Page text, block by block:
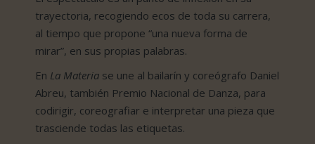
trayectoria, recogiendo ecos de toda su carrera,
al tiempo que propone “una nueva forma de
mirar”, en sus propias palabras.
En La Materia se une al bailarín y coreógrafo Daniel
Abreu, también Premio Nacional de Danza, para
codirigir, coreografiar e interpretar una pieza que
trasciende todas las etiquetas.